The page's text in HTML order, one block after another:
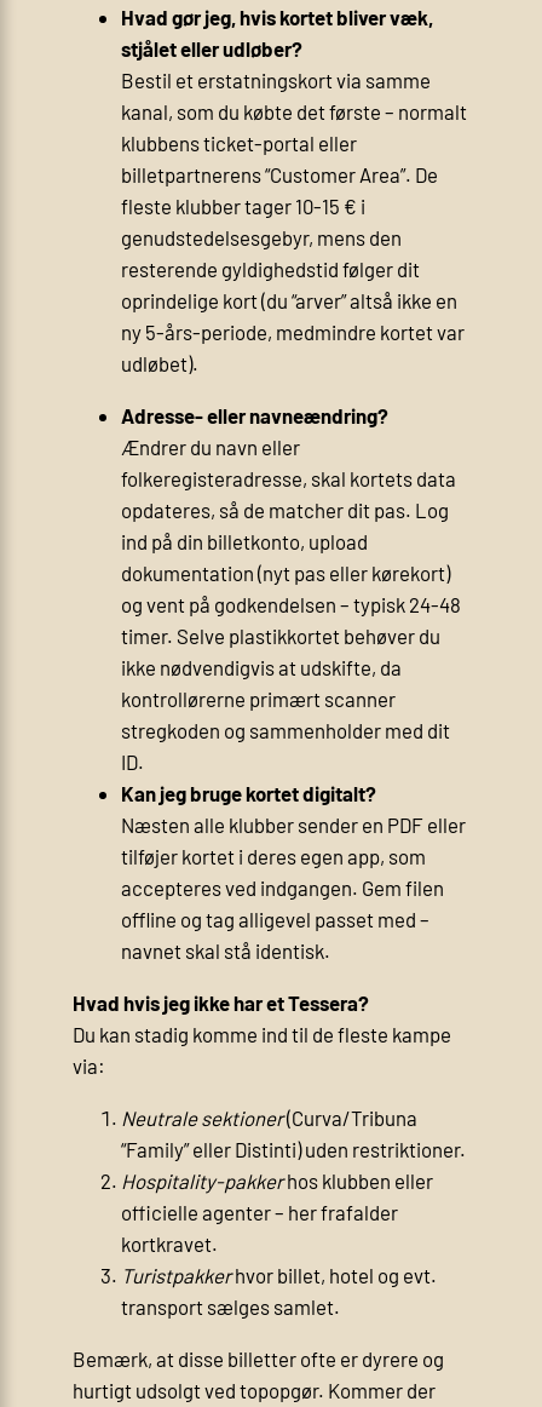
Hvad gør jeg, hvis kortet bliver væk,
stjålet eller udløber?
Bestil et erstatningskort via samme
kanal, som du købte det første – normalt
klubbens ticket-portal eller
billetpartnerens “Customer Area”. De
fleste klubber tager 10-15 € i
genudstedelsesgebyr, mens den
resterende gyldighedstid følger dit
oprindelige kort (du “arver” altså ikke en
ny 5-års-periode, medmindre kortet var
udløbet).
Adresse- eller navneændring?
Ændrer du navn eller
folkeregisteradresse, skal kortets data
opdateres, så de matcher dit pas. Log
ind på din billetkonto, upload
dokumentation (nyt pas eller kørekort)
og vent på godkendelsen – typisk 24-48
timer. Selve plastikkortet behøver du
ikke nødvendigvis at udskifte, da
kontrollørerne primært scanner
stregkoden og sammenholder med dit
ID.
Kan jeg bruge kortet digitalt?
Næsten alle klubber sender en PDF eller
tilføjer kortet i deres egen app, som
accepteres ved indgangen. Gem filen
offline og tag alligevel passet med –
navnet skal stå identisk.
Hvad hvis jeg ikke har et Tessera?
Du kan stadig komme ind til de fleste kampe
via:
Neutrale sektioner(Curva/Tribuna
“Family” eller Distinti) uden restriktioner.
Hospitality-pakkerhos klubben eller
officielle agenter – her frafalder
kortkravet.
Turistpakkerhvor billet, hotel og evt.
transport sælges samlet.
Bemærk, at disse billetter ofte er dyrere og
hurtigt udsolgt ved topopgør. Kommer der